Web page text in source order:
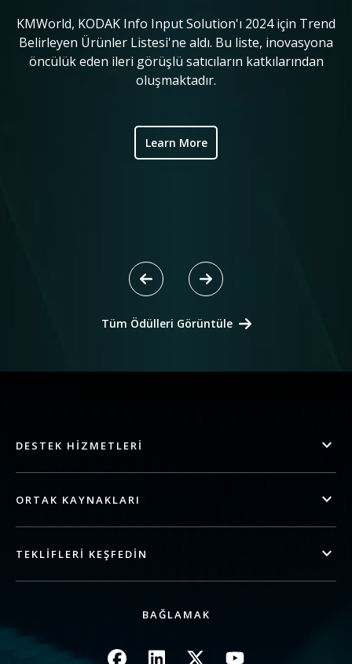
KMWorld, KODAK Info Input Solution'ı 2024 için Trend
Belirleyen Ürünler Listesi'ne aldı. Bu liste, inovasyona
öncülük eden ileri görüşlü satıcıların katkılarından
oluşmaktadır.
Learn More
Tüm Ödülleri Görüntüle
DESTEK HIZMETLERI
ORTAK KAYNAKLARI
TEKLIFLERI KEŞFEDIN
BAĞLAMAK
Resim Resim Resim Resim